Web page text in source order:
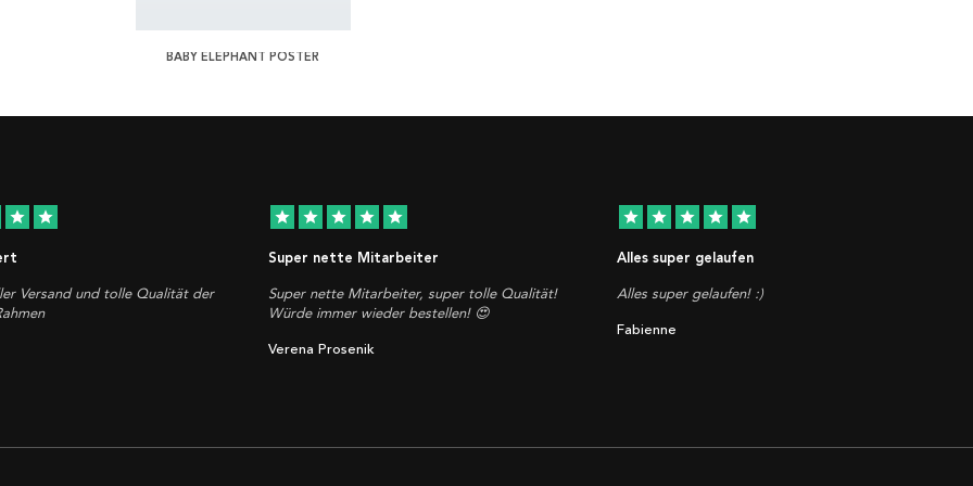
BABY ELEPHANT POSTER
star star
Versand und tolle Qualität der
star star star star star
Super nette Mitarbeiter
Super nette Mitarbeiter, super tolle Qualität!
Würde immer wieder bestellen! 😍
Verena Prosenik
star star star star star
Alles super gelaufen
Alles super gelaufen! :)
Fabienne